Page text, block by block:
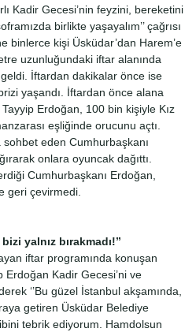
Kadir Gecesi’nin feyzini, bereketini
birlikte yaşayalım’’ çağrısı
binlerce kişi Üsküdar’dan Harem’e
uzunluğundaki iftar alanında
İftardan dakikalar önce ise
yaşandı. İftardan önce alana
Erdoğan, 100 bin kişiyle Kız
eşliğinde orucunu açtı.
eden Cumhurbaşkanı
onlara oyuncak dağıttı.
Cumhurbaşkanı Erdoğan,
geri çevirmedi.
yalnız bırakmadı!’’
iftar programında konuşan
Erdoğan Kadir Gecesi’ni ve
‘’Bu güzel İstanbul akşamında,
getiren Üsküdar Belediye
tebrik ediyorum. Hamdolsun